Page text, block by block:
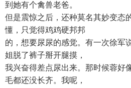
到她有个禽兽老爸。
但是震惊之后，还种莫名其妙变态
懂，只觉得鸡鸡硬邦邦
的，想要尿尿的感觉。有一次徐军
姐脱了裤子掰开腿摸，
我兴奋得差点尿出来。那时候蓉好
毛都还没长齐。我呢，